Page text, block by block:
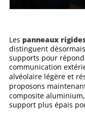
Les panneaux
distinguent
supports pour
communication
alvéolaire légère et
proposons
composite
support plus épais